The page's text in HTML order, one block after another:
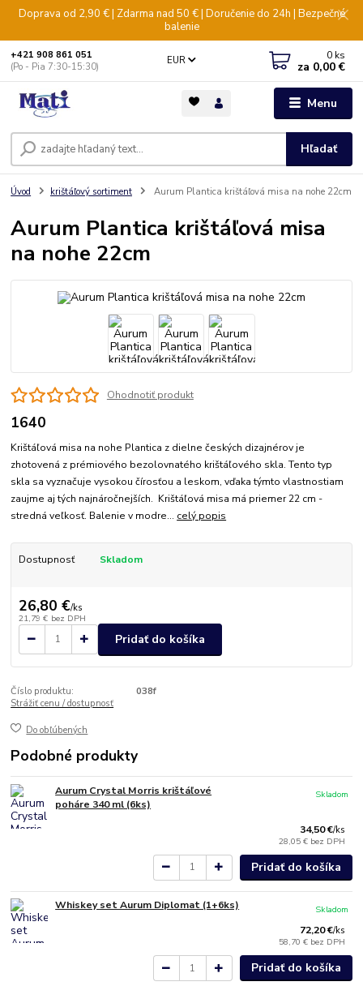
Doprava od 2,90 € | Zdarma nad 50 € | Doručenie do 24h | Bezpečné
balenie
Menu
EUR
Hľadať
+421 908 861 051
(Po - Pia 7:30-15:30)
0 ks
za 0,00 €
Úvod krištáľový sortiment Aurum Plantica krištáľová misa na nohe 22cm
Aurum Plantica krištáľová misa
na nohe 22cm
Ohodnotiť produkt
1640
Krištáľová misa na nohe Plantica z dielne českých dizajnérov je
zhotovená z prémiového bezolovnatého krištáľového skla. Tento typ
skla sa vyznačuje vysokou čírosťou a leskom, vďaka týmto vlastnostiam
zaujme aj tých najnáročnejších. Krištáľová misa má priemer 22 cm -
stredná veľkosť. Balenie v modre... celý popis
Dostupnosť Skladom
26,80 €/ks
21,79 € bez DPH
Pridať do košíka
Číslo produktu:
038f
Strážiť cenu / dostupnosť
Do obľúbených
Podobné produkty
Aurum Crystal Morris krištáľové
poháre 340 ml (6ks)
34,50 €/ks
28,05 € bez DPH
Skladom
Pridať do košíka
Whiskey set Aurum Diplomat (1+6ks)
72,20 €/ks
58,70 € bez DPH
Skladom
Pridať do košíka